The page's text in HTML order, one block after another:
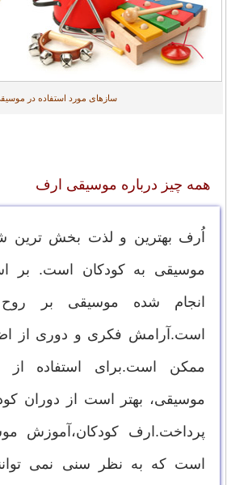
ساز‌های مورد استفاده در
همه چیز درباره موسیقی ارف
اُرف بهترین و لذت بخش ترین
موسیقی به کودکان است. بر
انجام شده موسیقی بر روح
است.آرامش فکری و دوری از
ممکن است.برای استفاده از
موسیقی، بهتر است از دوران
پرداخت.ارف کودکان،آموزش
است که به نظر سنی نمی